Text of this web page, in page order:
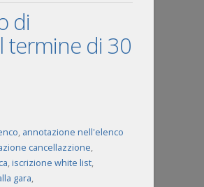
di
termine di 30
, annotazione nell'elenco
cancellazzione,
,iscrizione white list,
gara,